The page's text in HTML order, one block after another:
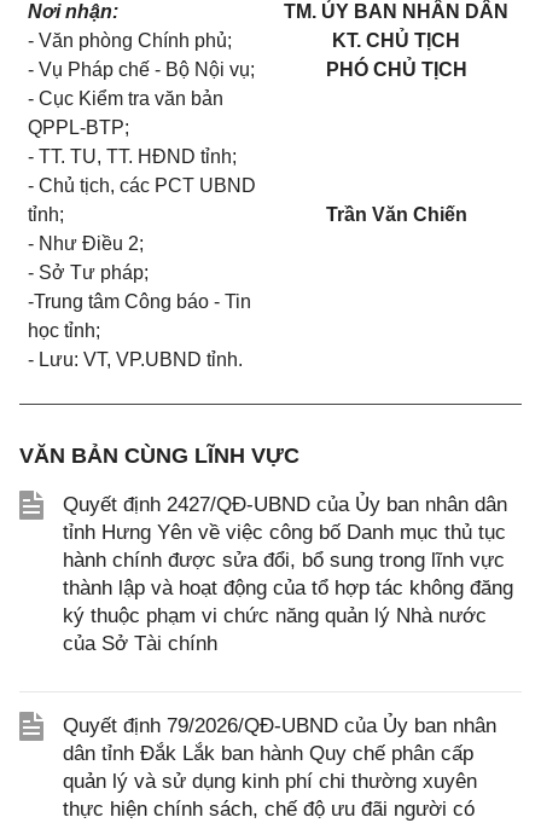
Nơi nhận:
- Văn phòng Chính phủ;
- Vụ Pháp chế - Bộ Nội vụ;
- Cục Kiểm tra văn bản
QPPL-BTP;
- TT. TU, TT. HĐND tỉnh;
- Chủ tịch, các PCT UBND
tỉnh;
- Như Điều 2;
- Sở Tư pháp;
-Trung tâm Công báo - Tin
học tỉnh;
- Lưu: VT, VP.UBND tỉnh.
TM. ỦY BAN NHÂN DÂN
KT. CHỦ TỊCH
PHÓ CHỦ TỊCH
Trần Văn Chiến
VĂN BẢN CÙNG LĨNH VỰC
Quyết định 2427/QĐ-UBND của Ủy ban nhân dân
tỉnh Hưng Yên về việc công bố Danh mục thủ tục
hành chính được sửa đổi, bổ sung trong lĩnh vực
thành lập và hoạt động của tổ hợp tác không đăng
ký thuộc phạm vi chức năng quản lý Nhà nước
của Sở Tài chính
Quyết định 79/2026/QĐ-UBND của Ủy ban nhân
dân tỉnh Đắk Lắk ban hành Quy chế phân cấp
quản lý và sử dụng kinh phí chi thường xuyên
thực hiện chính sách, chế độ ưu đãi người có